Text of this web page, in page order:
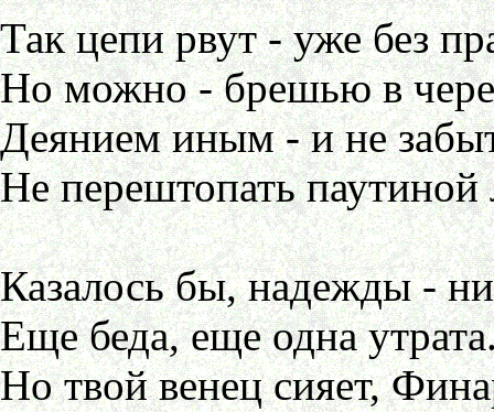
Так цепи рвут - уже без
Но можно - брешью в
Деянием иным - и не
Не перештопать
Казалось бы, надежды -
Еще беда, еще одна
Но твой венец сияет,